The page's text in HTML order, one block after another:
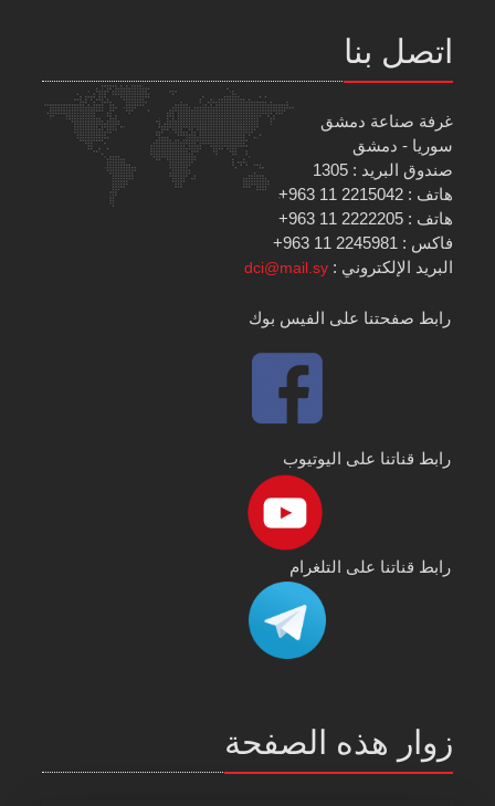
اتصل بنا
غرفة صناعة دمشق
سوريا - دمشق
صندوق البريد : 1305
هاتف : 2215042 11 963+
هاتف : 2222205 11 963+
فاكس : 2245981 11 963+
البريد الإلكتروني :dci@mail.sy
رابط صفحتنا على الفيس بوك
رابط قناتنا على اليوتيوب
رابط قناتنا على التلغرام
زوار هذه الصفحة